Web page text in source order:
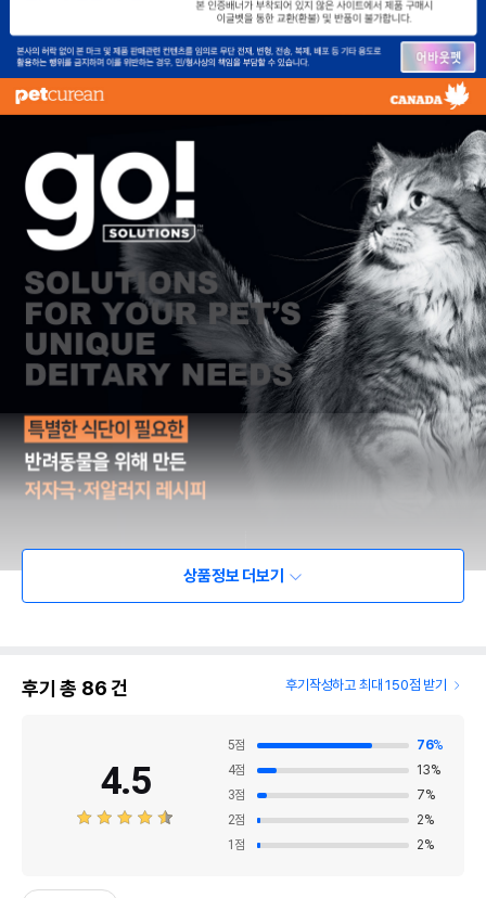
상품정보 더보기
후기 총 86건 후기작성하고 최대 150점 받기
4.5
5점 76%
4점 13%
3점 7%
2점 2%
1 점 2%